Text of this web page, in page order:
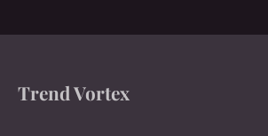
Trend Vortex